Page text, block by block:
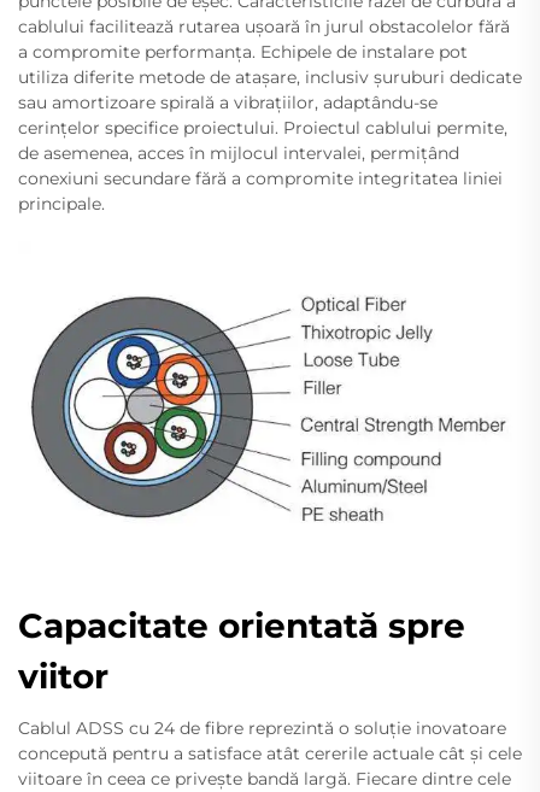
cablului facilitează rutarea ușoară în jurul obstacolelor fără
a compromite performanța. Echipele de instalare pot
utiliza diferite metode de atașare, inclusiv șuruburi dedicate
sau amortizoare spirală a vibrațiilor, adaptându-se
cerințelor specifice proiectului. Proiectul cablului permite,
de asemenea, acces în mijlocul intervalei, permițând
conexiuni secundare fără a compromite integritatea liniei
principale.
Capacitate orientată spre
viitor
Cablul ADSS cu 24 de fibre reprezintă o soluție inovatoare
concepută pentru a satisface atât cererile actuale cât și cele
viitoare în ceea ce privește bandă largă. Fiecare dintre cele